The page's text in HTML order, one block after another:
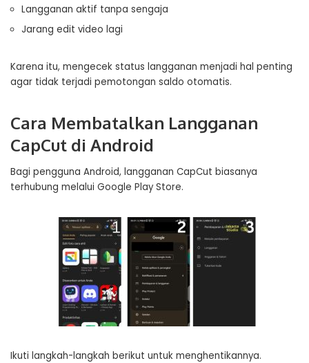
Langganan aktif tanpa sengaja
Jarang edit video lagi
Karena itu, mengecek status langganan menjadi hal penting
agar tidak terjadi pemotongan saldo otomatis.
Cara Membatalkan Langganan
CapCut di Android
Bagi pengguna Android, langganan CapCut biasanya
terhubung melalui Google Play Store.
Ikuti langkah-langkah berikut untuk menghentikannya.